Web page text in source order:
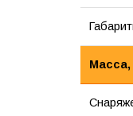
Масса,